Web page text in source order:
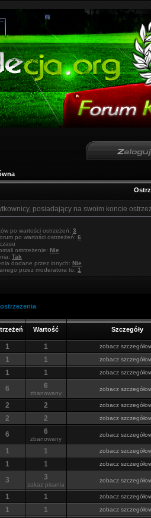
posiadający na swoim koncie
po wartości ostrzeżeń: 3
po wartości ostrzeżeń: 6
ostrzeżenie: Nie
Tak
dodane przez innych: Nie
przez moderatora to: 1
Wartość Szczegóły
1 1 zobacz
1 1 zobacz
1 1 zobacz
6 6
zbanowany
zobacz
2 2 zobacz
2 2 zobacz
6 6
zbanowany
zobacz
1 1 zobacz
1 1 zobacz
3 3
zakaz pisania
zobacz
1 1 zobacz
1 1 zobacz